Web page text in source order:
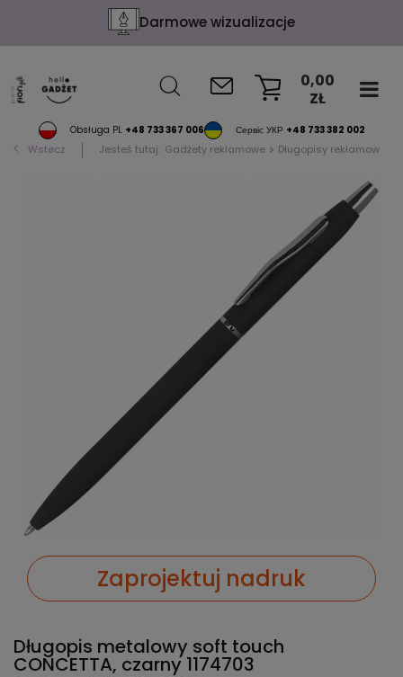
Darmowe wizualizacje
Obsługa PL +48 733 367 006 Сервіс УКР +48 733 382 002
0,00
ZŁ
Wstecz Jesteś tutaj: Gadżety reklamowe Długopisy reklamowe
Zaprojektuj nadruk
Długopis metalowy soft touch
CONCETTA, czarny1174703